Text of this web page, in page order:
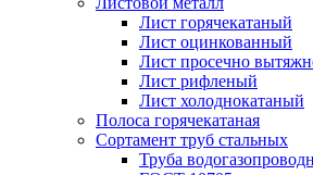
Лист горячекатаный
Лист оцинкованный
Лист просечно
Лист рифленый
Лист холоднокатаный
Полоса горячекатаная
Сортамент труб стальных
Труба